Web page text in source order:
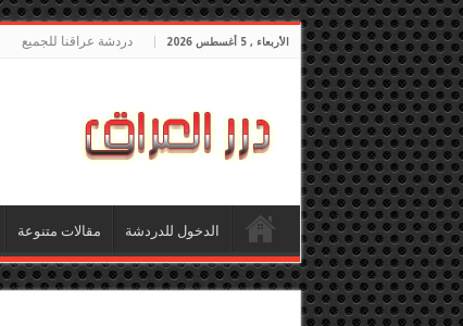
الأربعاء , 5 أغسطس 2026 دردشة عراقنا للجميع
الدخول للدردشة مقالات متنوعة